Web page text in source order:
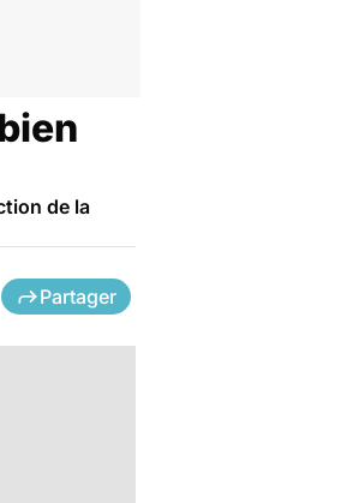
de la
Partager